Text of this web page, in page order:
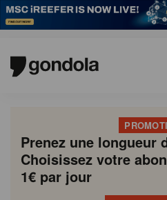
Prenez une longueur
Choisissez votre
1€ par jour